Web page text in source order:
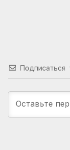
Подписаться